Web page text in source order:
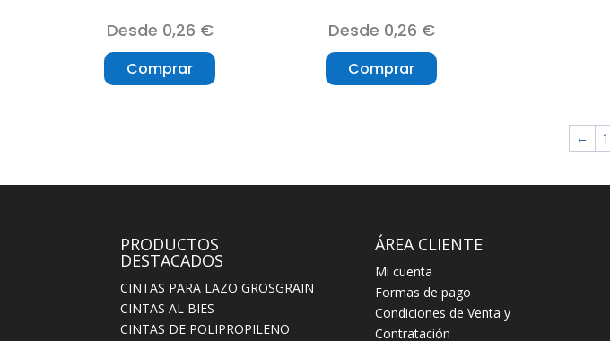
Desde 0,26 €
Comprar
Desde 0,26 €
Comprar
← 1
PRODUCTOS
DESTACADOS
CINTAS PARA LAZO GROSGRAIN
CINTAS AL BIES
CINTAS DE POLIPROPILENO
ÁREA CLIENTE
Mi cuenta
Formas de pago
Condiciones de Venta y
Contratación